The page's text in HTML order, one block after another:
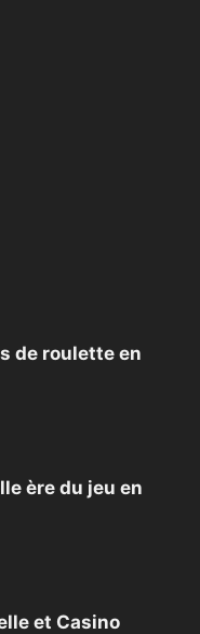
de roulette en
ère du jeu en
et Casino